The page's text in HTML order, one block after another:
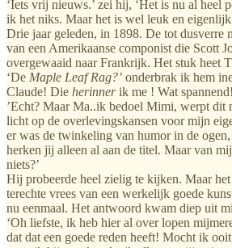
‘Iets vrij nieuws.’ zei hij, ‘Het is nu al heel
ik het niks. Maar het is wel leuk en eigenlijk
Drie jaar geleden, in 1898. De tot dusverre
van een Amerikaanse componist die Scott
overgewaaid naar Frankrijk. Het stuk heet
‘De Maple Leaf Rag?’ onderbrak ik hem
Claude! Die herinnerik me ! Wat
’Echt? Maar Ma..ik bedoel Mimi, werpt dit
licht op de overlevingskansen voor mijn
er was de twinkeling van humor in de
herken jij alleen al aan de titel. Maar van
niets?’
Hij probeerde heel zielig te kijken. Maar
terechte vrees van een werkelijk goede
nu eenmaal. Het antwoord kwam diep uit
‘Oh liefste, ik heb hier al over lopen
dat dat een goede reden heeft! Mocht ik